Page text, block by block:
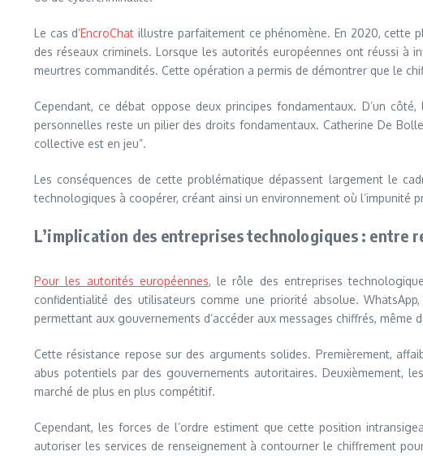
Le cas d’EncroChat illustre parfaitement ce phénomène. En 2020, cette
des réseaux criminels. Lorsque les autorités européennes ont réussi à
meurtres commandités. Cette opération a permis de démontrer que le
Cependant, ce débat oppose deux principes fondamentaux. D’un
personnelles reste un pilier des droits fondamentaux. Catherine De
collective est en jeu”.
Les conséquences de cette problématique dépassent largement le
technologiques à coopérer, créant ainsi un environnement où l’impunité
L’implication des entreprises technologiques : entre
Pour les autorités européennes, le rôle des entreprises
confidentialité des utilisateurs comme une priorité absolue.
permettant aux gouvernements d’accéder aux messages chiffrés, même
Cette résistance repose sur des arguments solides. Premièrement,
abus potentiels par des gouvernements autoritaires. Deuxièmement,
marché de plus en plus compétitif.
Cependant, les forces de l’ordre estiment que cette position
autoriser les services de renseignement à contourner le chiffrement